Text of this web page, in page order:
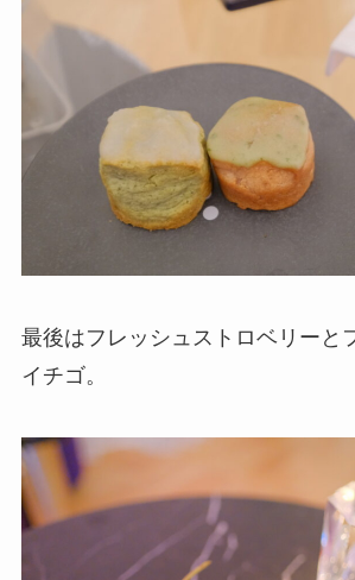
最後はフレッシュストロベリーと
イチゴ。